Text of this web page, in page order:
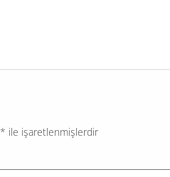
temel
ve
* ile işaretlenmişlerdir